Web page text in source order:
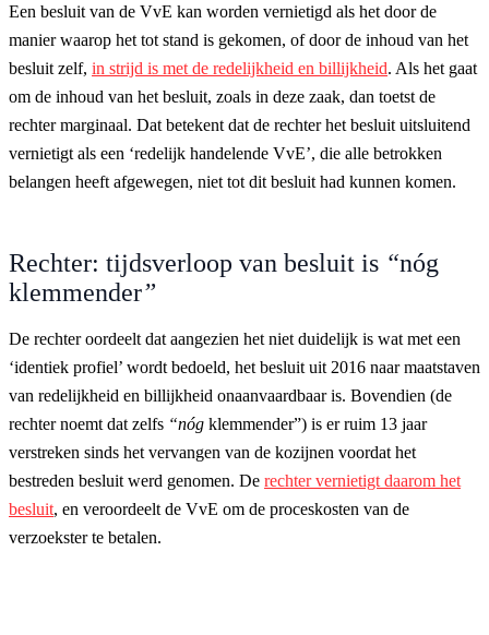
Een besluit van de VvE kan worden vernietigd als het door de
manier waarop het tot stand is gekomen, of door de inhoud van het
besluit zelf, in strijd is met de redelijkheid en billijkheid. Als het gaat
om de inhoud van het besluit, zoals in deze zaak, dan toetst de
rechter marginaal. Dat betekent dat de rechter het besluit uitsluitend
vernietigt als een ‘redelijk handelende VvE’, die alle betrokken
belangen heeft afgewegen, niet tot dit besluit had kunnen komen.
Rechter: tijdsverloop van besluit is “nóg
klemmender”
De rechter oordeelt dat aangezien het niet duidelijk is wat met een
‘identiek profiel’ wordt bedoeld, het besluit uit 2016 naar maatstaven
van redelijkheid en billijkheid onaanvaardbaar is. Bovendien (de
rechter noemt dat zelfs “nóg klemmender”) is er ruim 13 jaar
verstreken sinds het vervangen van de kozijnen voordat het
bestreden besluit werd genomen. De rechter vernietigt daarom het
besluit, en veroordeelt de VvE om de proceskosten van de
verzoekster te betalen.